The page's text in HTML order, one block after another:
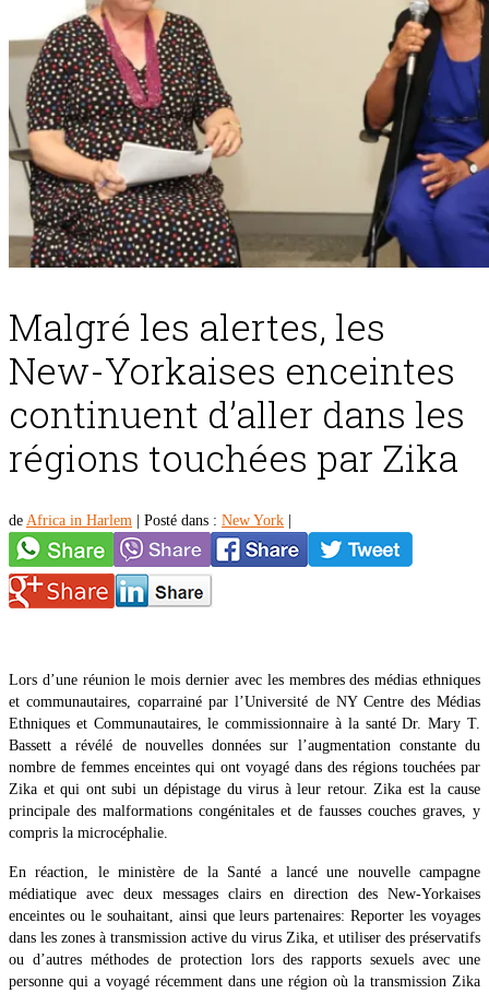
Malgré les alertes, les
New-Yorkaises enceintes
continuent d’aller dans les
régions touchées par Zika
de Africa in Harlem Posté dans : New York
Lors d’une réunion le mois dernier avec les membres des médias ethniques
et communautaires, coparrainé par l’Université de NY Centre des Médias
Ethniques et Communautaires, le commissionnaire à la santé Dr. Mary T.
Bassett a révélé de nouvelles données sur l’augmentation constante du
nombre de femmes enceintes qui ont voyagé dans des régions touchées par
Zika et qui ont subi un dépistage du virus à leur retour. Zika est la cause
principale des malformations congénitales et de fausses couches graves, y
compris la microcéphalie.
En réaction, le ministère de la Santé a lancé une nouvelle campagne
médiatique avec deux messages clairs en direction des New-Yorkaises
enceintes ou le souhaitant, ainsi que leurs partenaires: Reporter les voyages
dans les zones à transmission active du virus Zika, et utiliser des préservatifs
ou d’autres méthodes de protection lors des rapports sexuels avec une
personne qui a voyagé récemment dans une région où la transmission Zika